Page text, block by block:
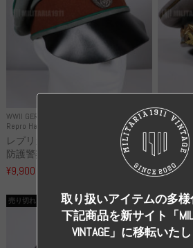
WWII GERMANY
Repro Hat and Cap Police and other
レプリカ ドイツ秩序警察 都市
防護警察 クラッシュキャップ...
¥9,900
WWII
レプリ
製 国
リ...
¥55,000
売り切れ 売り切れ
取り扱いアイテムの多様
下記商品を新サイト「
VINTAGE」に移転いた